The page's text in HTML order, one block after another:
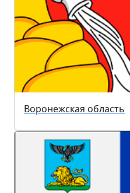
Воронежская область